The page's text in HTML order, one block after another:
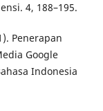
4, 188–195.
Penerapan
Google
Indonesia